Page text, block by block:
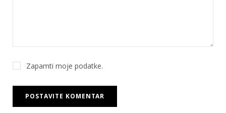
Zapamti moje podatke.